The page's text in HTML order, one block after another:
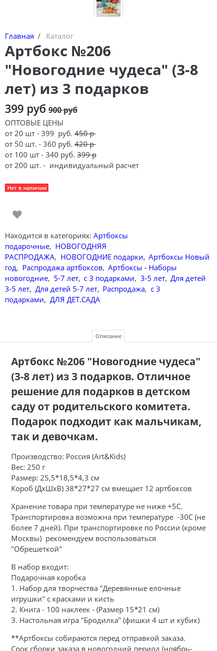
Главная Каталог
Артбокс №206
"Новогодние чудеса" (3-8
лет) из 3 подарков
399 руб 900 руб
ОПТОВЫЕ ЦЕНЫ
от 20 шт - 399 руб. 450 р
от 50 шт. - 360 руб. 420 р
от 100 шт - 340 руб. 399 р
от 200 шт. - индивидуальный расчет
Нет в наличии
Находится в категориях: Артбоксы
подарочные, НОВОГОДНЯЯ
РАСПРОДАЖА, НОВОГОДНИЕ подарки, Артбоксы Новый
год, Распродажа артбоксов, Артбоксы - Наборы
новогодние, 5-7 лет, с 3 подарками, 3-5 лет, Для детей
3-5 лет, Для детей 5-7 лет, Распродажа, с 3
подарками, ДЛЯ ДЕТ.САДА
Описание
Артбокс №206 "Новогодние чудеса"
(3-8 лет) из 3 подарков. Отличное
решение для подарков в детском
саду от родительского комитета.
Подарок подходит как мальчикам,
так и девочкам.
Производство: Россия (Art&Kids)
Вес: 250 г
Размер: 25,5*18,5*4,3 см
Короб (ДхШхВ) 38*27*27 см вмещает 12 артбоксов
Хранение товара при температуре не ниже +5С.
Транспортировка возможна при температуре -30С (не
более 7 дней). При транспортировке по России (кроме
Москвы) рекомендуем воспользоваться
"Обрешеткой"
В набор входит:
Подарочная коробка
1. Набор для творчества "Деревянные елочные
игрушки" с красками и кисть
2. Книга - 100 наклеек - (Размер 15*21 см)
3. Настольная игра "Бродилка" (фишки 4 шт и кубик)
**Артбоксы собираются перед отправкой заказа.
Срок сборки заказа в новогодний период (ноябрь-